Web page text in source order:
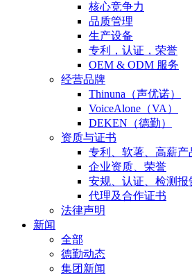
核心竞争力
品质管理
生产设备
专利，认证，荣誉
OEM & ODM 服务
经营品牌
Thinuna（声优诺）
VoiceAlone（VA）
DEKEN（德勤）
资质与证书
专利、软著、高薪产
企业资质、荣誉
安规、认证、检测报
代理及合作证书
法律声明
新闻
全部
德勤动态
集团新闻